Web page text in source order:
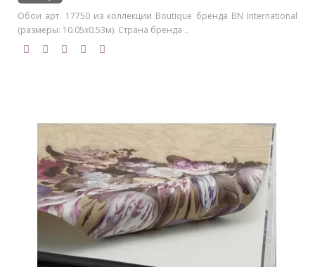
Обои арт. 17750 из коллекции Boutique бренда BN International
(размеры: 10.05х0.53м). Страна бренда ..